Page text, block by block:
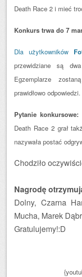
Death Race 2 i mieć
Konkurs trwa do 7
Dla użytkowników
przewidziane są
Egzemplarze
prawidłowo odpowiedzi.
Pytanie konkursowe:
Death Race 2 grał
nazywała postać
Chodziło
Nagrodę
Dolny, Czarna
Mucha, Marek
Gratulujemy!:D